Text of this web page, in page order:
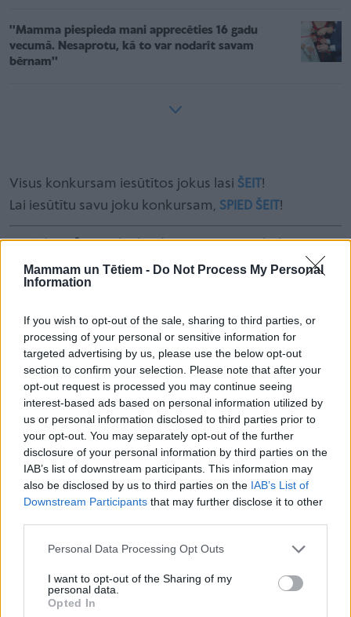
Mammam un Tētiem - Do Not Process My Personal
Information
If you wish to opt-out of the sale, sharing to third parties, or
processing of your personal or sensitive information for
targeted advertising by us, please use the below opt-out
section to confirm your selection. Please note that after your
opt-out request is processed you may continue seeing
interest-based ads based on personal information utilized by
us or personal information disclosed to third parties prior to
your opt-out. You may separately opt-out of the further
disclosure of your personal information by third parties on the
IAB’s list of downstream participants. This information may
also be disclosed by us to third parties on the IAB’s List of
Downstream Participants that may further disclose it to other
Personal Data Processing Opt Outs
I want to opt-out of the Sharing of my
personal data.
Opted In
''Mamma piespieda mani apprecēties 16 gadu
vecumā. Nesaprotu, kā to var nodarīt savam
bērnam''
Visus konkursam iesūtītos jokus lasi ŠEIT!
Lai iesūtītu savu joku konkursam, SPIED ŠEIT!
Piedalies JŪLIJA joku konkursā un iegūsti balvu
no LEGO®!
iesūtītas līdz 31.jūlijam (ieskaitot).